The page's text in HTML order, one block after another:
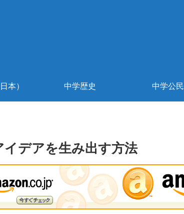
本） 中学歴史 中学公民
デアを生み出す方法